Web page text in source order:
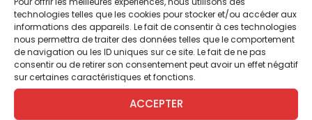
technologies telles que les cookies pour stocker et/ou accéder aux
informations des appareils. Le fait de consentir à ces technologies
nous permettra de traiter des données telles que le comportement
de navigation ou les ID uniques sur ce site. Le fait de ne pas
consentir ou de retirer son consentement peut avoir un effet négatif
sur certaines caractéristiques et fonctions.
ACCEPTER
(Japon), ont insisté sur la nécessité de
réparer les« outrages, sacrilèges et
indifférences par lesquels [le Christ est]
offensé »5, afin d’« adoucir la colère du Père
Céleste »
. Jésus a même révélé en 1922 à la
religieuse espagnole Josefa Menéndez que